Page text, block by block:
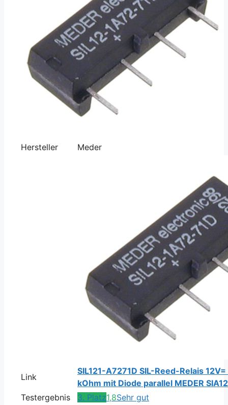
Hersteller Meder
Link
SIL121-A7271D SIL-Reed-Relais 12V=
kOhm mit Diode parallel MEDER
Testergebnis
3. Platz1,8Sehr gut